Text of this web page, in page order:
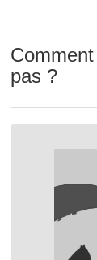
pas ?